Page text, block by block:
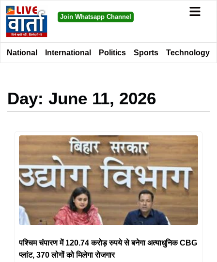
Join Whatsapp Channel
National International Politics Sports Technology
Day: June 11, 2026
पश्चिम चंपारण में 120.74 करोड़ रुपये से बनेगा अत्याधुनिक CBG
प्लांट, 370 लोगों को मिलेगा रोजगार